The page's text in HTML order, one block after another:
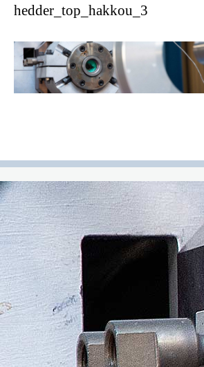
hedder_top_hakkou_3